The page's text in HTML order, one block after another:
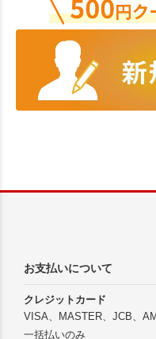
お支払いについて
クレジットカード
VISA、MASTER、JCB、
一括払いのみ